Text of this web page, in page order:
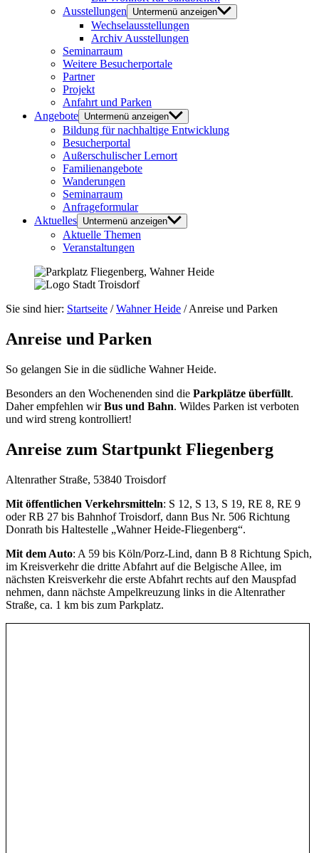
Ausstellungen
Untermenü anzeigen
Wechselausstellungen
Archiv Ausstellungen
Seminarraum
Weitere Besucherportale
Partner
Projekt
Anfahrt und Parken
Angebote Untermenü anzeigen
Bildung für nachhaltige Entwicklung
Besucherportal
Außerschulischer Lernort
Familienangebote
Wanderungen
Seminarraum
Anfrageformular
Aktuelles Untermenü anzeigen
Aktuelle Themen
Veranstaltungen
Sie sind hier: Startseite /Wahner Heide /Anreise und Parken
Anreise und Parken
So gelangen Sie in die südliche Wahner Heide.
Besonders an den Wochenenden sind die Parkplätze überfüllt.
Daher empfehlen wirBus und Bahn. Wildes Parken ist verboten
und wird streng kontrolliert!
Anreise zum Startpunkt Fliegenberg
Altenrather Straße, 53840 Troisdorf
Mit öffentlichen Verkehrsmitteln: S 12, S 13, S 19, RE 8, RE 9
oder RB 27 bis Bahnhof Troisdorf, dann Bus Nr. 506 Richtung
Donrath bis Haltestelle „Wahner Heide-Fliegenberg“.
Mit dem Auto: A 59 bis Köln/Porz-Lind, dann B 8 Richtung Spich,
im Kreisverkehr die dritte Abfahrt auf die Belgische Allee, im
nächsten Kreisverkehr die erste Abfahrt rechts auf den Mauspfad
nehmen, dann nächste Ampelkreuzung links in die Altenrather
Straße, ca. 1 km bis zum Parkplatz.